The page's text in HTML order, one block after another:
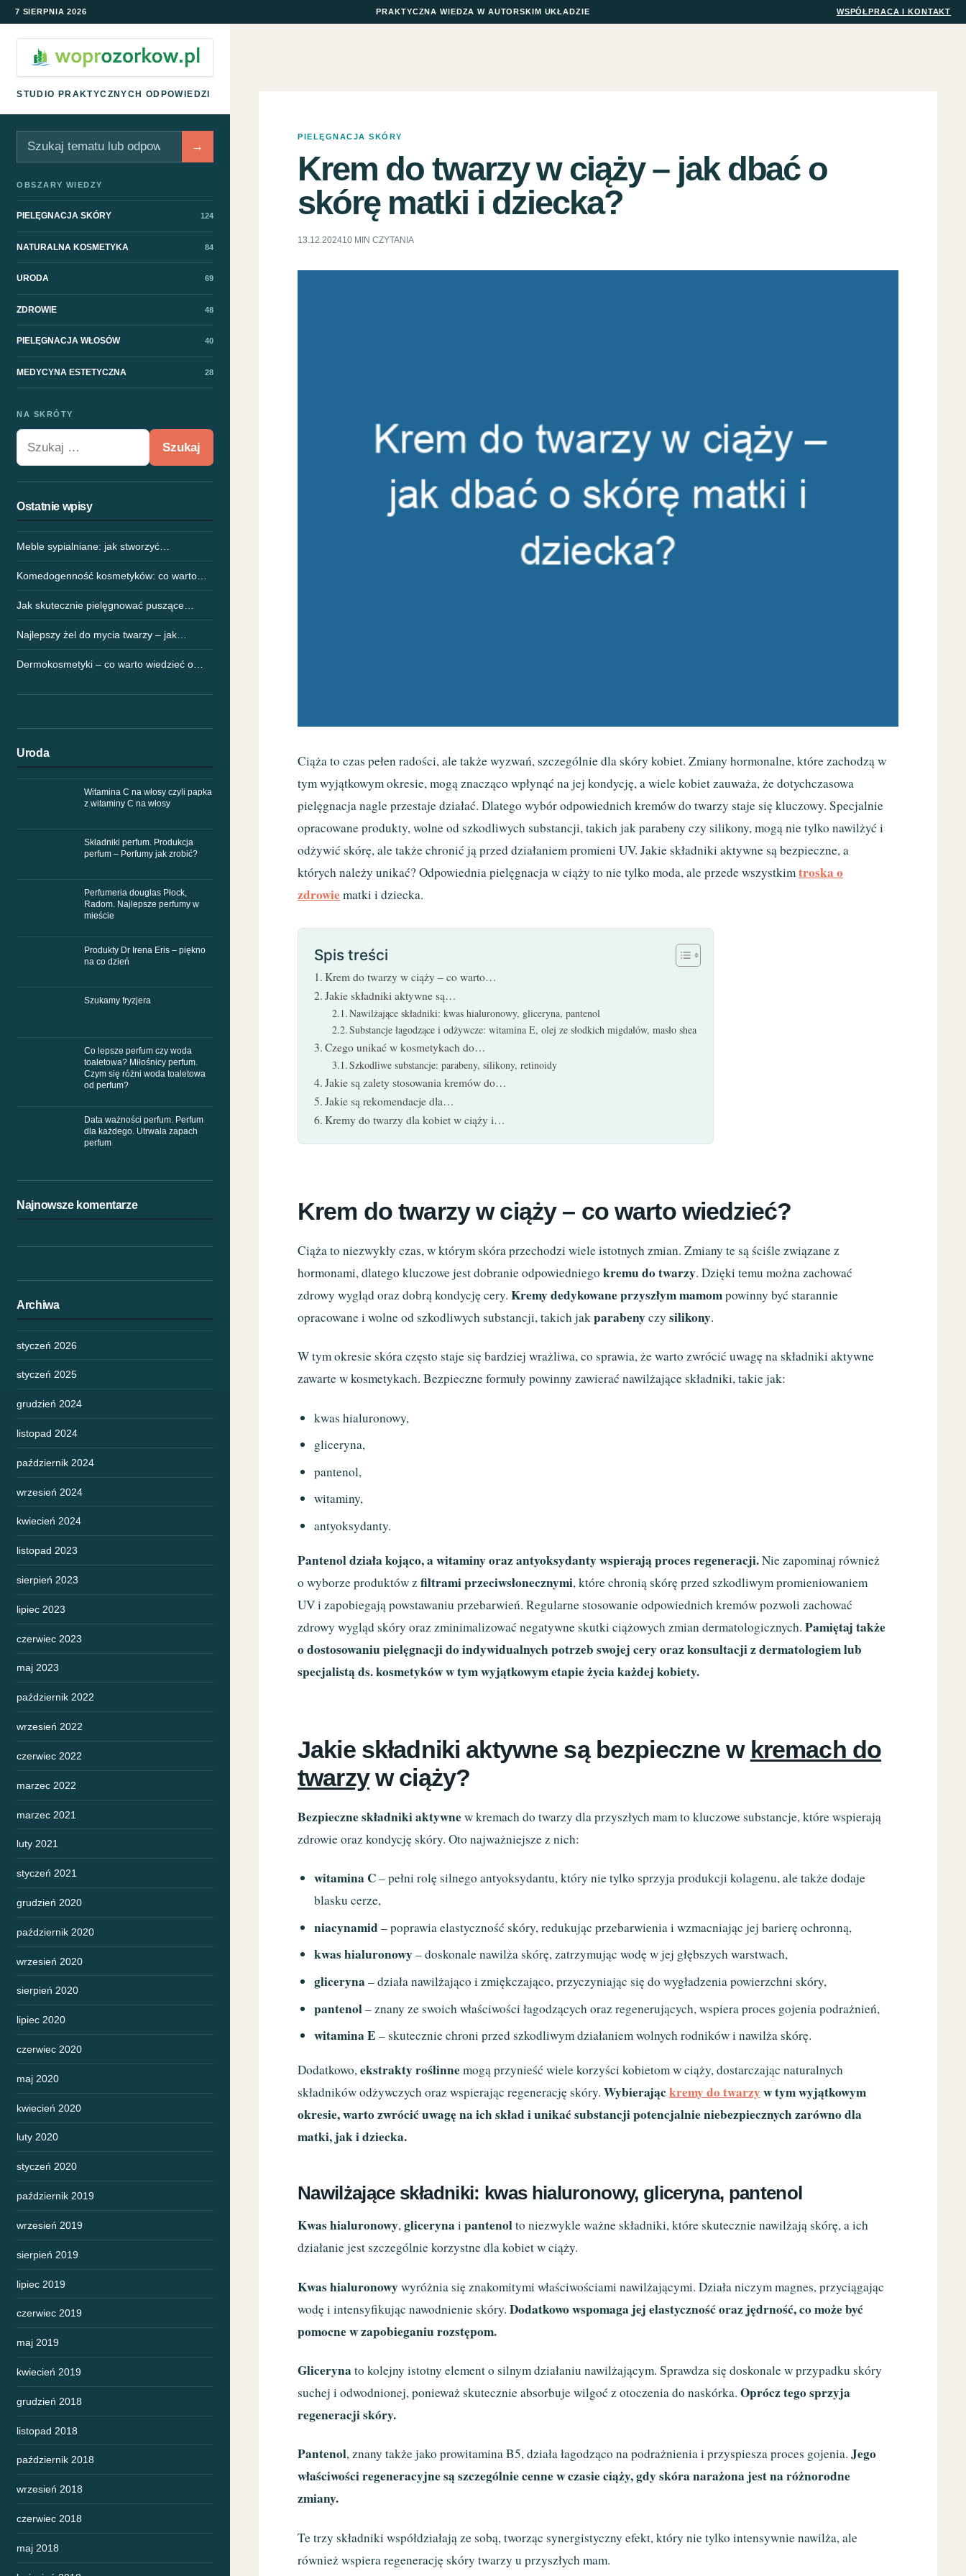
7 SIERPNIA 2026 PRAKTYCZNA WIEDZA W AUTORSKIM UKŁADZIE WSPÓŁPRACA I KONTAKT
STUDIO PRAKTYCZNYCH ODPOWIEDZI
Szukaj →
OBSZARY WIEDZY
PIELĘGNACJA SKÓRY 124
NATURALNA KOSMETYKA 84
URODA 69
ZDROWIE 48
PIELĘGNACJA WŁOSÓW 40
MEDYCYNA ESTETYCZNA 28
NA SKRÓTY
Ostatnie wpisy
Meble sypialniane: jak stworzyć…
Komedogenność kosmetyków: co warto…
Jak skutecznie pielęgnować puszące…
Najlepszy żel do mycia twarzy – jak…
Dermokosmetyki – co warto wiedzieć o…
Uroda
Witamina C na włosy czyli papka
z witaminy C na włosy
Składniki perfum. Produkcja
perfum – Perfumy jak zrobić?
Perfumeria douglas Płock,
Radom. Najlepsze perfumy w
mieście
Produkty Dr Irena Eris – piękno
na co dzień
Szukamy fryzjera
Co lepsze perfum czy woda
toaletowa? Miłośnicy perfum.
Czym się różni woda toaletowa
od perfum?
Data ważności perfum. Perfum
dla każdego. Utrwala zapach
perfum
Najnowsze komentarze
Archiwa
styczeń 2026
styczeń 2025
grudzień 2024
listopad 2024
październik 2024
wrzesień 2024
kwiecień 2024
listopad 2023
sierpień 2023
lipiec 2023
czerwiec 2023
maj 2023
październik 2022
wrzesień 2022
czerwiec 2022
marzec 2022
marzec 2021
luty 2021
styczeń 2021
grudzień 2020
październik 2020
wrzesień 2020
sierpień 2020
lipiec 2020
czerwiec 2020
maj 2020
kwiecień 2020
luty 2020
styczeń 2020
październik 2019
wrzesień 2019
sierpień 2019
lipiec 2019
czerwiec 2019
maj 2019
kwiecień 2019
grudzień 2018
listopad 2018
październik 2018
wrzesień 2018
czerwiec 2018
maj 2018
PIELĘGNACJA SKÓRY
Krem do twarzy w ciąży – jak dbać o
skórę matki i dziecka?
13.12.202410 MIN CZYTANIA
Ciąża to czas pełen radości, ale także wyzwań, szczególnie dla skóry kobiet. Zmiany hormonalne, które zachodzą w
tym wyjątkowym okresie, mogą znacząco wpłynąć na jej kondycję, a wiele kobiet zauważa, że dotychczasowa
pielęgnacja nagle przestaje działać. Dlatego wybór odpowiednich kremów do twarzy staje się kluczowy. Specjalnie
opracowane produkty, wolne od szkodliwych substancji, takich jak parabeny czy silikony, mogą nie tylko nawilżyć i
odżywić skórę, ale także chronić ją przed działaniem promieni UV. Jakie składniki aktywne są bezpieczne, a
których należy unikać? Odpowiednia pielęgnacja w ciąży to nie tylko moda, ale przede wszystkimtroska o
zdrowie matki i dziecka.
Spis treści
Krem do twarzy w ciąży – co warto…
Jakie składniki aktywne są…
Nawilżające składniki: kwas hialuronowy, gliceryna, pantenol
Substancje łagodzące i odżywcze: witamina E, olej ze słodkich migdałów, masło shea
Czego unikać w kosmetykach do…
Szkodliwe substancje: parabeny, silikony, retinoidy
Jakie są zalety stosowania kremów do…
Jakie są rekomendacje dla…
Kremy do twarzy dla kobiet w ciąży i…
Krem do twarzy w ciąży – co warto wiedzieć?
Ciąża to niezwykły czas, w którym skóra przechodzi wiele istotnych zmian. Zmiany te są ściśle związane z
hormonami, dlatego kluczowe jest dobranie odpowiedniegokremu do twarzy. Dzięki temu można zachować
zdrowy wygląd oraz dobrą kondycję cery.Kremy dedykowane przyszłym mamompowinny być starannie
opracowane i wolne od szkodliwych substancji, takich jakparabenyczysilikony.
W tym okresie skóra często staje się bardziej wrażliwa, co sprawia, że warto zwrócić uwagę na składniki aktywne
zawarte w kosmetykach. Bezpieczne formuły powinny zawierać nawilżające składniki, takie jak:
kwas hialuronowy,
gliceryna,
pantenol,
witaminy,
antyoksydanty.
Pantenol działa kojąco, a witaminy oraz antyoksydanty wspierają proces regeneracji.Nie zapominaj również
o wyborze produktów zfiltrami przeciwsłonecznymi, które chronią skórę przed szkodliwym promieniowaniem
UV i zapobiegają powstawaniu przebarwień. Regularne stosowanie odpowiednich kremów pozwoli zachować
zdrowy wygląd skóry oraz zminimalizować negatywne skutki ciążowych zmian dermatologicznych.Pamiętaj także
o dostosowaniu pielęgnacji do indywidualnych potrzeb swojej cery oraz konsultacji z dermatologiem lub
specjalistą ds. kosmetyków w tym wyjątkowym etapie życia każdej kobiety.
Jakie składniki aktywne są bezpieczne w kremach do
twarzyw ciąży?
Bezpieczne składniki aktywnew kremach do twarzy dla przyszłych mam to kluczowe substancje, które wspierają
zdrowie oraz kondycję skóry. Oto najważniejsze z nich:
witamina C– pełni rolę silnego antyoksydantu, który nie tylko sprzyja produkcji kolagenu, ale także dodaje
blasku cerze,
niacynamid – poprawia elastyczność skóry, redukując przebarwienia i wzmacniając jej barierę ochronną,
kwas hialuronowy– doskonale nawilża skórę, zatrzymując wodę w jej głębszych warstwach,
gliceryna – działa nawilżająco i zmiękczająco, przyczyniając się do wygładzenia powierzchni skóry,
pantenol– znany ze swoich właściwości łagodzących oraz regenerujących, wspiera proces gojenia podrażnień,
witamina E – skutecznie chroni przed szkodliwym działaniem wolnych rodników i nawilża skórę.
Dodatkowo,ekstrakty roślinnemogą przynieść wiele korzyści kobietom w ciąży, dostarczając naturalnych
składników odżywczych oraz wspierając regenerację skóry.Wybierająckremy do twarzy w tym wyjątkowym
okresie, warto zwrócić uwagę na ich skład i unikać substancji potencjalnie niebezpiecznych zarówno dla
matki, jak i dziecka.
Nawilżające składniki: kwas hialuronowy, gliceryna, pantenol
Kwas hialuronowy,gliceryna ipantenolto niezwykle ważne składniki, które skutecznie nawilżają skórę, a ich
działanie jest szczególnie korzystne dla kobiet w ciąży.
Kwas hialuronowywyróżnia się znakomitymi właściwościami nawilżającymi. Działa niczym magnes, przyciągając
wodę i intensyfikując nawodnienie skóry.Dodatkowo wspomaga jej elastyczność oraz jędrność, co może być
pomocne w zapobieganiu rozstępom.
Gliceryna to kolejny istotny element o silnym działaniu nawilżającym. Sprawdza się doskonale w przypadku skóry
suchej i odwodnionej, ponieważ skutecznie absorbuje wilgoć z otoczenia do naskórka.Oprócz tego sprzyja
regeneracji skóry.
Pantenol, znany także jako prowitamina B5, działa łagodząco na podrażnienia i przyspiesza proces gojenia.Jego
właściwości regeneracyjne są szczególnie cenne w czasie ciąży, gdy skóra narażona jest na różnorodne
zmiany.
Te trzy składniki współdziałają ze sobą, tworząc synergistyczny efekt, który nie tylko intensywnie nawilża, ale
również wspiera regenerację skóry twarzy u przyszłych mam.